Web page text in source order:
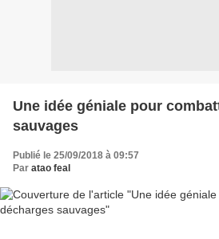
Une idée géniale pour
sauvages
Publié le 25/09/2018 à 09:57
Par atao feal